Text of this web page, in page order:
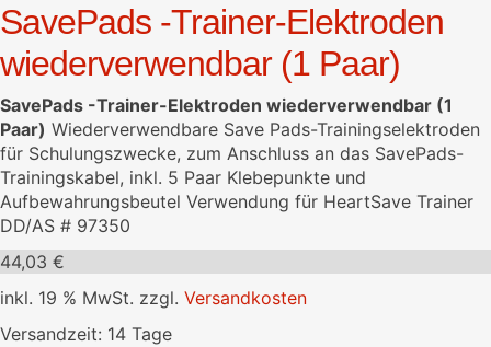
SavePads -Trainer-Elektroden
wiederverwendbar (1 Paar)
SavePads -Trainer-Elektroden wiederverwendbar (1
Paar) Wiederverwendbare Save Pads-Trainingselektroden
für Schulungszwecke, zum Anschluss an das SavePads-
Trainingskabel, inkl. 5 Paar Klebepunkte und
Aufbewahrungsbeutel Verwendung für HeartSave Trainer
DD/AS # 97350
44,03 €
inkl. 19 % MwSt. zzgl. Versandkosten
Versandzeit: 14 Tage